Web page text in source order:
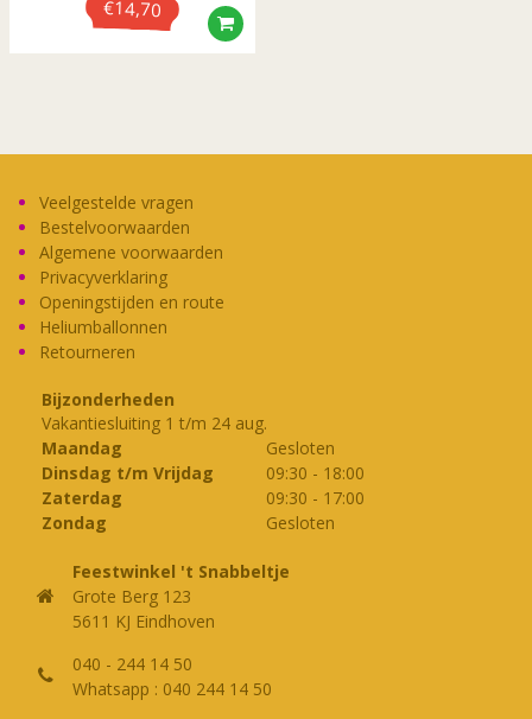
€14,70
Veelgestelde vragen
Bestelvoorwaarden
Algemene voorwaarden
Privacyverklaring
Openingstijden en route
Heliumballonnen
Retourneren
Bijzonderheden
Vakantiesluiting 1 t/m 24 aug.
Maandag
Gesloten
Dinsdag t/m Vrijdag
09:30 - 18:00
Zaterdag
09:30 - 17:00
Zondag
Gesloten
Feestwinkel 't Snabbeltje
Grote Berg 123
5611 KJ Eindhoven
040 - 244 14 50
Whatsapp : 040 244 14 50